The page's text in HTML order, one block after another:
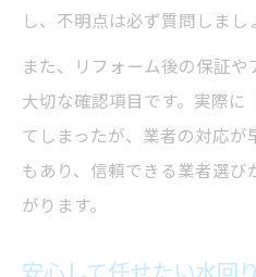
し、不明点は必ず質問しまし
また、リフォーム後の保証
大切な確認項目です。実際に
てしまったが、業者の対応
もあり、信頼できる業者選
がります。